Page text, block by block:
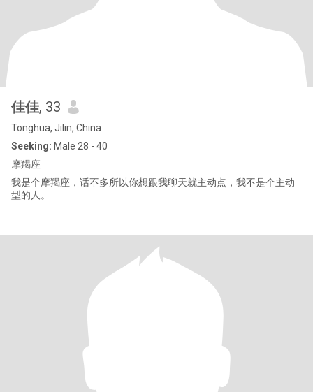
佳佳, 33
Tonghua, Jilin, China
Seeking: Male 28 - 40
摩羯座
我是个摩羯座，话不多所以你想跟我聊天就主动点，我不是个主动
型的人。